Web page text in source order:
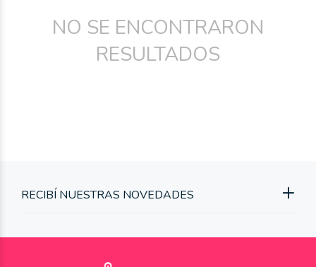
NO SE ENCONTRARON
RESULTADOS
RECIBÍ NUESTRAS NOVEDADES